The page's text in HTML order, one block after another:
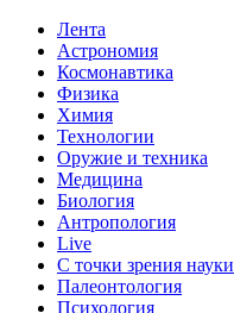
Лента
Астрономия
Космонавтика
Физика
Химия
Технологии
Оружие и техника
Медицина
Биология
Антропология
Live
С точки зрения науки
Палеонтология
Психология